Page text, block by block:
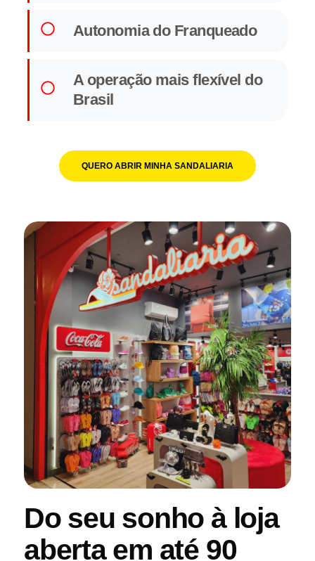
Autonomia do Franqueado
A operação mais flexível do
Brasil
QUERO ABRIR MINHA SANDALIARIA
Do seu sonho à loja
aberta em até 90